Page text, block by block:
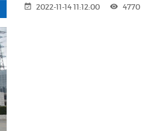
2022-11-14 11:12:00 4770